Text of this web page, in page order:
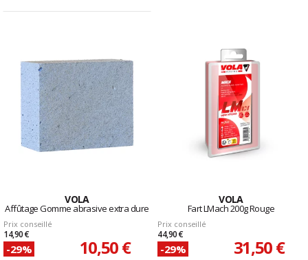
VOLA
Affûtage Gomme abrasive extra dure
Prix conseillé
14,90 €
-29% 10,50 €
VOLA
Fart LMach 200g Rouge
Prix conseillé
44,90 €
-29% 31,50 €